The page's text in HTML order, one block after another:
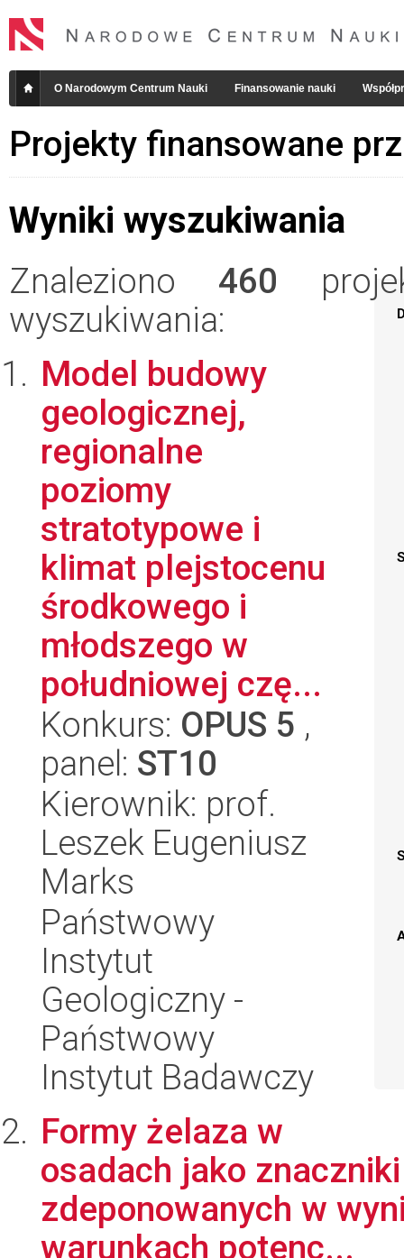
O Narodowym Centrum Nauki Finansowanie nauki
Projekty finansowane
Wyniki wyszukiwania
Znaleziono 460
wyszukiwania:
Model budowy
geologicznej,
regionalne
poziomy
stratotypowe i
klimat plejstocenu
środkowego i
młodszego w
południowej czę...
Konkurs: OPUS 5 ,
panel: ST10
Kierownik: prof.
Leszek Eugeniusz
Marks
Państwowy
Instytut
Geologiczny -
Państwowy
Instytut Badawczy
Formy żelaza w
osadach jako
zdeponowanych w
warunkach potenc...